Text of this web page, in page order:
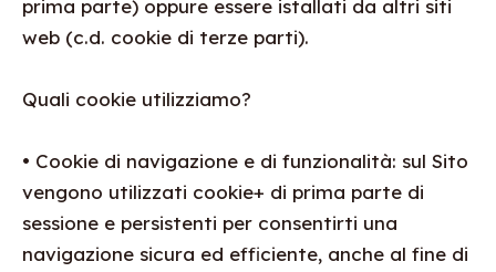
prima parte) oppure essere istallati da altri siti
web (c.d. cookie di terze parti).
Quali cookie utilizziamo?
• Cookie di navigazione e di funzionalità: sul Sito
vengono utilizzati cookie+ di prima parte di
sessione e persistenti per consentirti una
navigazione sicura ed efficiente, anche al fine di